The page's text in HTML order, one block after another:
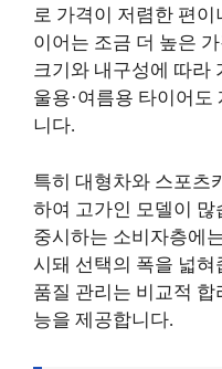
로 가격이 저렴한 편
이어는 조금 더 높은
크기와 내구성에 따라
울용·여름용 타이어도
니다.
특히 대형차와 스포츠
하여 고가인 모델이
중시하는 소비자층에
시돼 선택의 폭을 넓
품질 관리는 비교적
능을 제공합니다.